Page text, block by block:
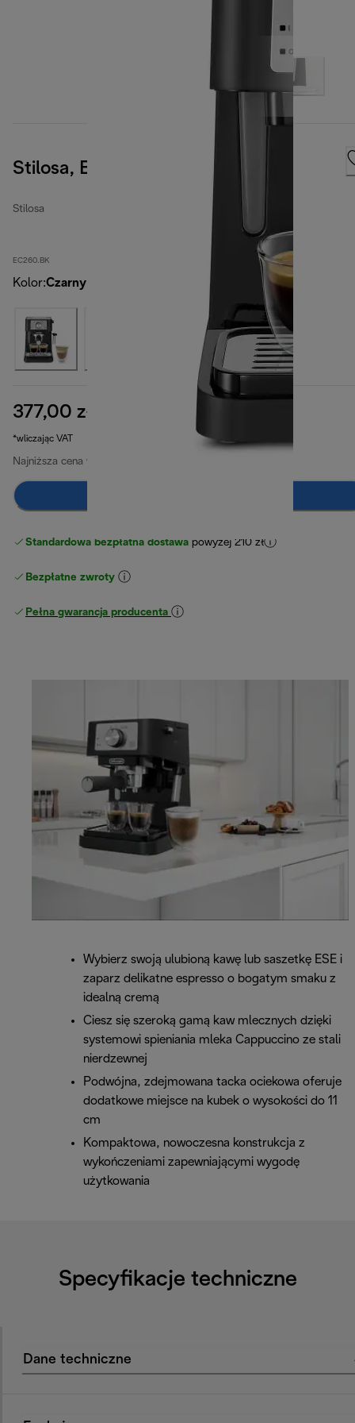
Stilosa, Black
Stilosa
EC260.BK
Kolor:Czarny
377,00 zł cena oryginalna 419,00 zł
*wliczając VAT
Najniższa cena w ciągu ostatnich 30 dni
Standardowa bezpłatna dostawa powyżej 210 zł
Bezpłatne zwroty
Pełna gwarancja producenta
Wybierz swoją ulubioną kawę lub saszetkę ESE i
zaparz delikatne espresso o bogatym smaku z
idealną cremą
Ciesz się szeroką gamą kaw mlecznych dzięki
systemowi spieniania mleka Cappuccino ze stali
nierdzewnej
Podwójna, zdejmowana tacka ociekowa oferuje
dodatkowe miejsce na kubek o wysokości do 11
cm
Kompaktowa, nowoczesna konstrukcja z
wykończeniami zapewniającymi wygodę
użytkowania
Specyfikacje techniczne
Dane techniczne